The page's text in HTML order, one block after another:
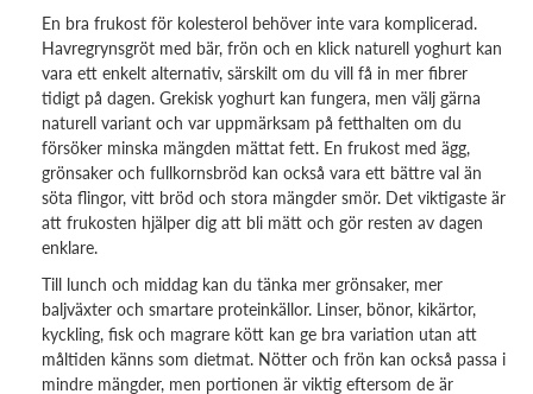
En bra frukost för kolesterol behöver inte vara komplicerad.
Havregrynsgröt med bär, frön och en klick naturell yoghurt kan
vara ett enkelt alternativ, särskilt om du vill få in mer fibrer
tidigt på dagen. Grekisk yoghurt kan fungera, men välj gärna
naturell variant och var uppmärksam på fetthalten om du
försöker minska mängden mättat fett. En frukost med ägg,
grönsaker och fullkornsbröd kan också vara ett bättre val än
söta flingor, vitt bröd och stora mängder smör. Det viktigaste är
att frukosten hjälper dig att bli mätt och gör resten av dagen
enklare.
Till lunch och middag kan du tänka mer grönsaker, mer
baljväxter och smartare proteinkällor. Linser, bönor, kikärtor,
kyckling, fisk och magrare kött kan ge bra variation utan att
måltiden känns som dietmat. Nötter och frön kan också passa i
mindre mängder, men portionen är viktig eftersom de är